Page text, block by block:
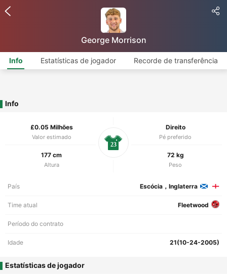
George Morrison
Info Estatísticas de jogador Recorde de transferência
Info
£0.05 Milhões
Valor estimado
Direito
Pé preferido
177 cm
Altura
72 kg
Peso
23
País Escócia，Inglaterra
Time atual Fleetwood
Período do contrato
Idade 21(10-24-2005)
Estatísticas de jogador